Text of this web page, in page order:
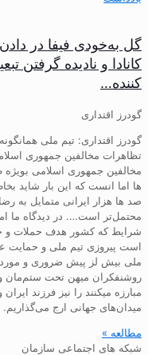
گل به‌خودی فیفا در
کانادا و نادیده
کننده…
گودرز اقتداری
تظاهرات مخالفین جمهوری
مخالفین جمهوری اسلامی
ها اما انست که این بار شاید
صد ها هزار ایرانی متمایل به
محتمل‌تر است…. در دیدگاه ما
شرایط که کشور هدف حملات و
است پیروزی تیم ملی و حمایت
ملی بیش لز پیش ضروری و مورد
روشنفکران میهن تحت ستم‌مان
مبارزه میکنند را نیز فرزند
میدان‌های جهانی ارج می‌گذاریم.
مطالعه »
شبکه های اجتماعی سازمان